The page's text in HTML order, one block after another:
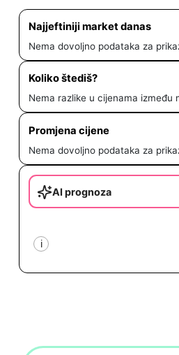
Najjeftiniji market danas
Nema dovoljno podataka za
Koliko štediš?
Nema razlike u cijenama između
Promjena cijene
Nema dovoljno podataka za
AI prognoza
i